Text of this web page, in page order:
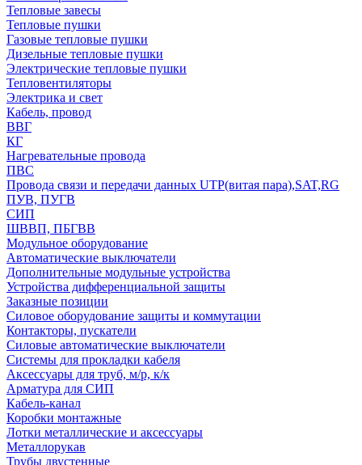
Тепловые завесы
Тепловые пушки
Газовые тепловые пушки
Дизельные тепловые пушки
Электрические тепловые пушки
Тепловентиляторы
Электрика и свет
Кабель, провод
ВВГ
КГ
Нагревательные провода
ПВС
Провода связи и передачи данных UTP(витая пара),SAT,RG
ПУВ, ПУГВ
СИП
ШВВП, ПБГВВ
Модульное оборудование
Автоматические выключатели
Дополнительные модульные устройства
Устройства дифференциальной защиты
Заказные позиции
Силовое оборудование защиты и коммутации
Контакторы, пускатели
Силовые автоматические выключатели
Системы для прокладки кабеля
Аксессуары для труб, м/р, к/к
Арматура для СИП
Кабель-канал
Коробки монтажные
Лотки металлические и аксессуары
Металлорукав
Трубы двустенные